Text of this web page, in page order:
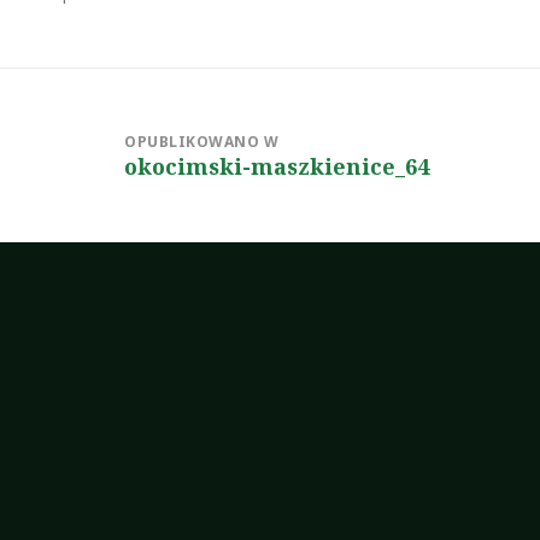
OPUBLIKOWANO W
okocimski-maszkienice_64